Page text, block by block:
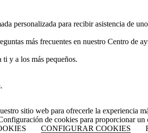
personalizada para recibir asistencia de
más frecuentes en nuestro Centro de
ti y a los más pequeños.
sitio web para ofrecerle la experiencia
de cookies para proporcionar un
CONFIGURAR COOKIES